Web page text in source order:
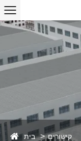
בית קישורים